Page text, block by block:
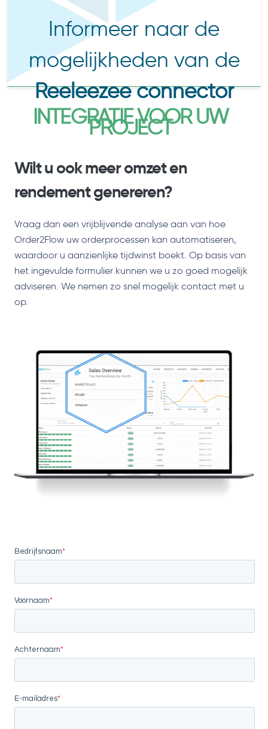
Informeer naar de
mogelijkheden van de
Reeleezee connector
INTEGRATIE VOOR UW
PROJECT
Wilt u ook meer omzet en
rendement genereren?
Vraag dan een vrijblijvende analyse aan van hoe
Order2Flow uw orderprocessen kan automatiseren,
waardoor u aanzienlijke tijdwinst boekt. Op basis van
het ingevulde formulier kunnen we u zo goed mogelijk
adviseren. We nemen zo snel mogelijk contact met u
op.